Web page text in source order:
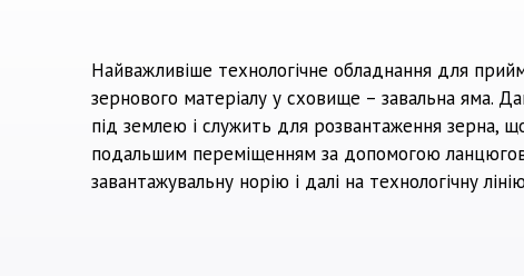
Найважливіше технологічне обладнання для
зернового матеріалу у сховище – завальна яма.
під землею і служить для розвантаження зерна,
подальшим переміщенням за допомогою
завантажувальну норію і далі на технологічну